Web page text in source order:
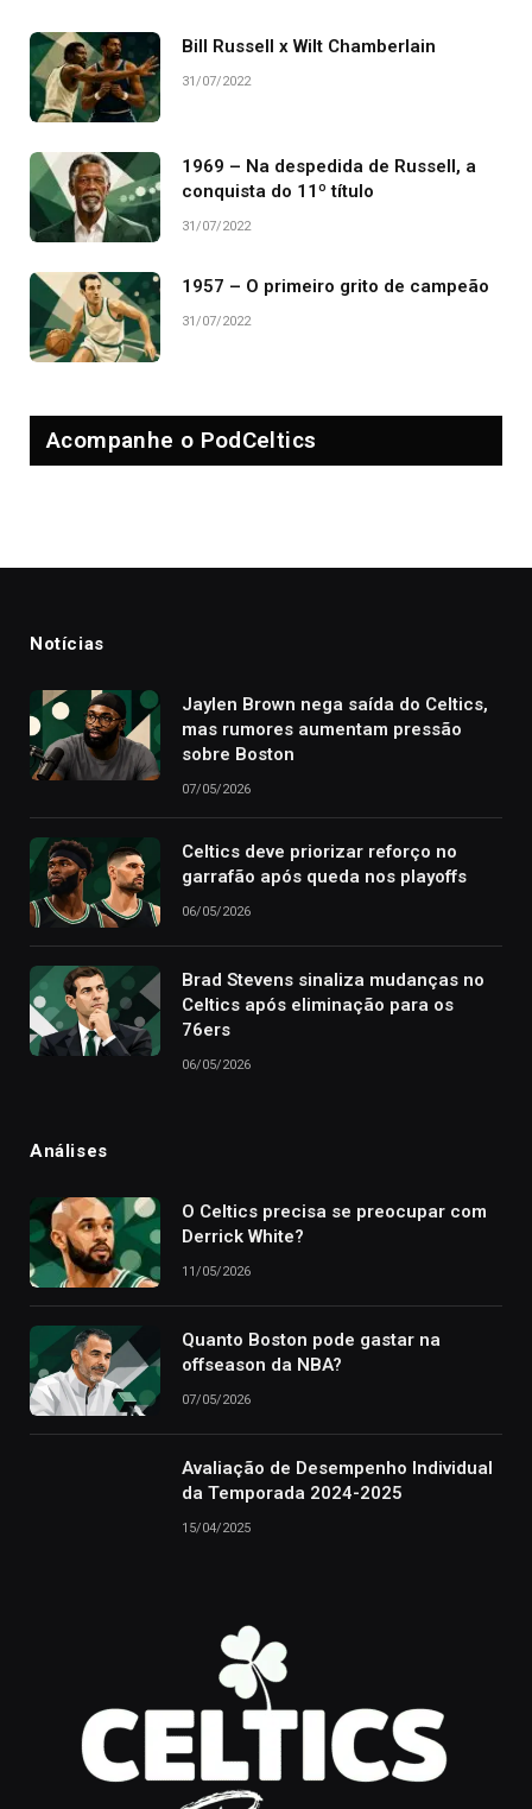
Bill Russell x Wilt Chamberlain
31/07/2022
1969 – Na despedida de Russell, a
conquista do 11º título
31/07/2022
1957 – O primeiro grito de campeão
31/07/2022
Acompanhe o PodCeltics
Notícias
Jaylen Brown nega saída do Celtics,
mas rumores aumentam pressão
sobre Boston
07/05/2026
Celtics deve priorizar reforço no
garrafão após queda nos playoffs
06/05/2026
Brad Stevens sinaliza mudanças no
Celtics após eliminação para os
76ers
06/05/2026
Análises
O Celtics precisa se preocupar com
Derrick White?
11/05/2026
Quanto Boston pode gastar na
offseason da NBA?
07/05/2026
Avaliação de Desempenho Individual
da Temporada 2024-2025
15/04/2025